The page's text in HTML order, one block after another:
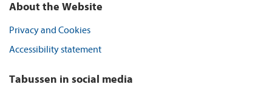
About the Website
Privacy and Cookies
Accessibility statement
Tabussen in social media